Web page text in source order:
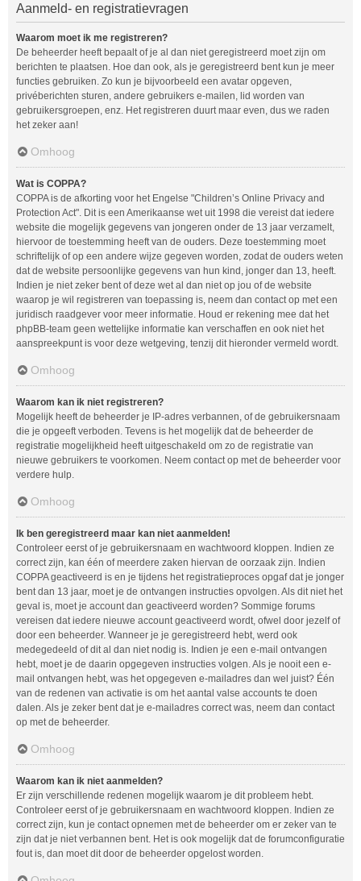
Aanmeld- en registratievragen
Waarom moet ik me registreren?
De beheerder heeft bepaalt of je al dan niet geregistreerd moet zijn om
berichten te plaatsen. Hoe dan ook, als je geregistreerd bent kun je meer
functies gebruiken. Zo kun je bijvoorbeeld een avatar opgeven,
privéberichten sturen, andere gebruikers e-mailen, lid worden van
gebruikersgroepen, enz. Het registreren duurt maar even, dus we raden
het zeker aan!
Omhoog
Wat is COPPA?
COPPA is de afkorting voor het Engelse "Children’s Online Privacy and
Protection Act". Dit is een Amerikaanse wet uit 1998 die vereist dat iedere
website die mogelijk gegevens van jongeren onder de 13 jaar verzamelt,
hiervoor de toestemming heeft van de ouders. Deze toestemming moet
schriftelijk of op een andere wijze gegeven worden, zodat de ouders weten
dat de website persoonlijke gegevens van hun kind, jonger dan 13, heeft.
Indien je niet zeker bent of deze wet al dan niet op jou of de website
waarop je wil registreren van toepassing is, neem dan contact op met een
juridisch raadgever voor meer informatie. Houd er rekening mee dat het
phpBB-team geen wettelijke informatie kan verschaffen en ook niet het
aanspreekpunt is voor deze wetgeving, tenzij dit hieronder vermeld wordt.
Omhoog
Waarom kan ik niet registreren?
Mogelijk heeft de beheerder je IP-adres verbannen, of de gebruikersnaam
die je opgeeft verboden. Tevens is het mogelijk dat de beheerder de
registratie mogelijkheid heeft uitgeschakeld om zo de registratie van
nieuwe gebruikers te voorkomen. Neem contact op met de beheerder voor
verdere hulp.
Omhoog
Ik ben geregistreerd maar kan niet aanmelden!
Controleer eerst of je gebruikersnaam en wachtwoord kloppen. Indien ze
correct zijn, kan één of meerdere zaken hiervan de oorzaak zijn. Indien
COPPA geactiveerd is en je tijdens het registratieproces opgaf dat je jonger
bent dan 13 jaar, moet je de ontvangen instructies opvolgen. Als dit niet het
geval is, moet je account dan geactiveerd worden? Sommige forums
vereisen dat iedere nieuwe account geactiveerd wordt, ofwel door jezelf of
door een beheerder. Wanneer je je geregistreerd hebt, werd ook
medegedeeld of dit al dan niet nodig is. Indien je een e-mail ontvangen
hebt, moet je de daarin opgegeven instructies volgen. Als je nooit een e-
mail ontvangen hebt, was het opgegeven e-mailadres dan wel juist? Één
van de redenen van activatie is om het aantal valse accounts te doen
dalen. Als je zeker bent dat je e-mailadres correct was, neem dan contact
op met de beheerder.
Omhoog
Waarom kan ik niet aanmelden?
Er zijn verschillende redenen mogelijk waarom je dit probleem hebt.
Controleer eerst of je gebruikersnaam en wachtwoord kloppen. Indien ze
correct zijn, kun je contact opnemen met de beheerder om er zeker van te
zijn dat je niet verbannen bent. Het is ook mogelijk dat de forumconfiguratie
fout is, dan moet dit door de beheerder opgelost worden.